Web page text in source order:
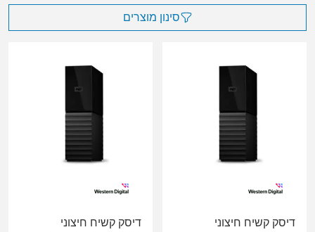
סינון מוצרים
דיסק קשיח חיצוני
דיסק קשיח חיצוני